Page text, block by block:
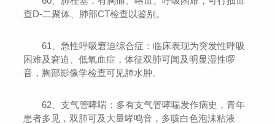
查D-二聚体、肺部CT检查以鉴别。
61、急性呼吸窘迫综合症：临床表现为突发性呼吸
困难及窘迫、低氧血症，体征双肺可闻及明显湿性啰
音，胸部影像学检查可见肺水肿。
62、支气管哮喘：多有支气管哮喘发作病史，青年
患者多见，双肺可及大量哮鸣音，多咳白色泡沫粘液